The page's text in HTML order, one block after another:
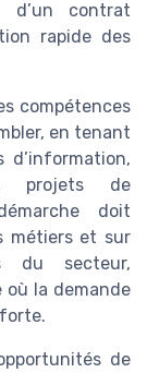
d’un contrat
rapide des
compétences
en tenant
d’information,
projets de
doit
métiers et sur
du secteur,
la demande
de